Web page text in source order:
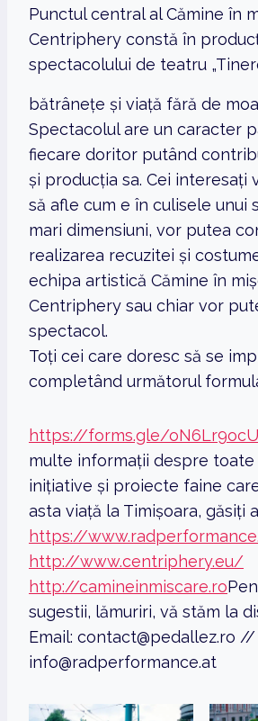
Punctul central al Cămine în
Centriphery constă în
spectacolului de teatru
bătrânețe și viață fără de
Spectacolul are un caracter
fiecare doritor putând
și producția sa. Cei interesați
să afle cum e în culisele unui
mari dimensiuni, vor putea
realizarea recuzitei și
echipa artistică Cămine în
Centriphery sau chiar vor
spectacol.
Toți cei care doresc să se
completând următorul
https://forms.gle/
multe informații despre toate
inițiative și proiecte faine
asta viață la Timișoara, găsiți
https://
http://www.centriphery.eu/
http://camineinmiscare.ro
sugestii, lămuriri, vă stăm la
Email: contact@pedallez.ro //
info@radperformance.at